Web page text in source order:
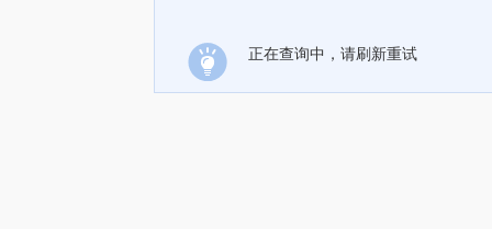
正在查询中，请刷新重试